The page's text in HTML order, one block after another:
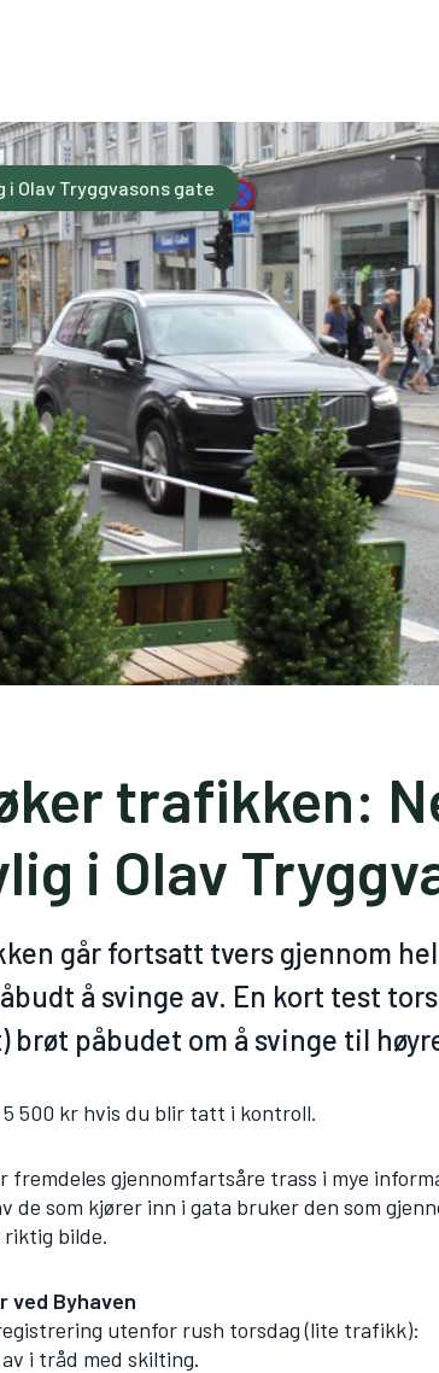
Olav Tryggvasons gate
trafikken:
i Olav
går fortsatt tvers gjennom
å svinge av. En kort test
brøt påbudet om å svinge til
500 kr hvis du blir tatt i kontroll.
fremdeles gjennomfartsåre trass i mye
de som kjører inn i gata bruker den som
bilde.
ved Byhaven
utenfor rush torsdag (lite trafikk):
i tråd med skilting.